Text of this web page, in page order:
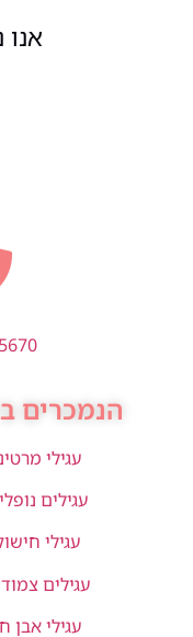
הנמכרים
עגילי
עגילים
עגילי
עגילים
עגילי אבן